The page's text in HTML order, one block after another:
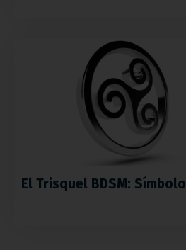
El Trisquel BDSM: Símbolo